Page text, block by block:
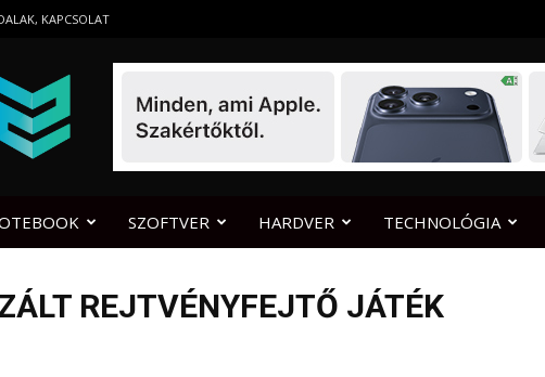
KAPCSOLAT
SZOFTVER HARDVER TECHNOLÓGIA
REJTVÉNYFEJTŐ JÁTÉK